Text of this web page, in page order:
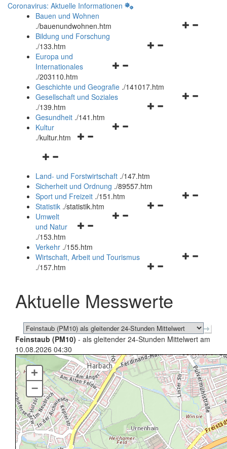
Coronavirus: Aktuelle Informationen
Bauen und Wohnen
./bauenundwohnen.htm
Navigationsmenü
Bildung und Forschung
./133.htm
Navigationsmenü
und
schließen
Europa und
Internationales
./203110.htm
Geschichte und Geografie ./141017.htm
Navigationsmenü
Gesellschaft und Soziales
./139.htm
Navigationsmenü
Gesundheit ./141.htm
Navigationsmenü
Kultur
./kultur.htm
Navigationsmenü
und
schließen
Land- und Forstwirtschaft ./147.htm
Sicherheit und Ordnung ./89557.htm
Navigationsmenü
Sport und Freizeit ./151.htm
Navigationsmenü
Statistik ./statistik.htm
Navigationsmenü
und
schließen
Umwelt
und Natur
./153.htm
Verkehr ./155.htm
Navigationsmenü
schließen
Wirtschaft, Arbeit und Tourismus
./157.htm
Aktuelle Messwerte
Feinstaub (PM10) - als gleitender 24-Stunden Mittelwert am
10.08.2026 04:30
+
–